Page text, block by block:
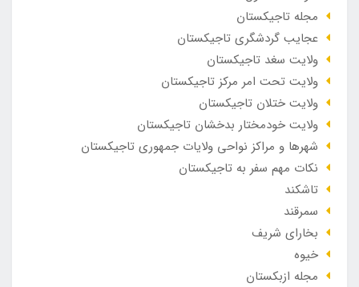
مجله تاجیکستان
عجایب گردشگری تاجیکستان
ولایت سغد تاجیکستان
ولایت تحت امر مرکز تاجیکستان
ولایت ختلان تاجیکستان
ولایت خودمختار بدخشان تاجیکستان
شهرها و مراکز نواحی ولایات جمهوری تاجیکستان
نکات مهم سفر به تاجیکستان
تاشکند
سمرقند
بخارای شریف
خیوه
مجله ازبکستان